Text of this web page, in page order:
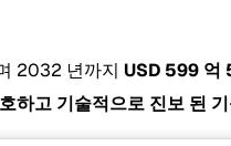
2032 년까지 USD 599 억
하고 기술적으로 진보 된